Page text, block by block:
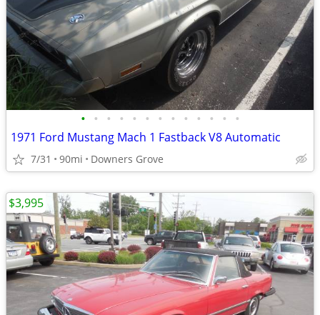
• • • • • • • • • • • • •
1971 Ford Mustang Mach 1 Fastback V8 Automatic
7/31 90mi Downers Grove
$3,995